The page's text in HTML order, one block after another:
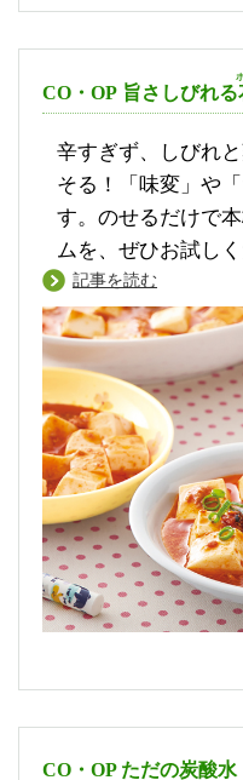
CO・OP 旨さしびれる
辛すぎず、しびれ
そる！「味変」や
す。のせるだけで
ムを、ぜひお試しく
記事を読む
CO・OP ただの炭酸水